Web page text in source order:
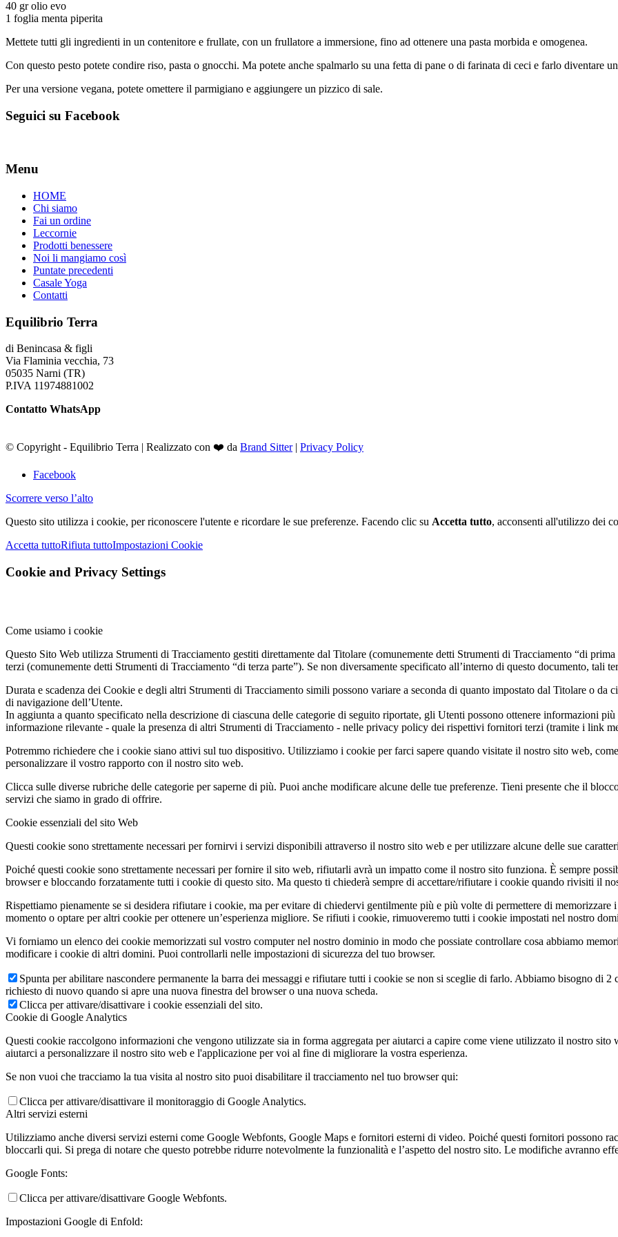
40 gr olio evo
1 foglia menta piperita
Mettete tutti gli ingredienti in un contenitore e frullate, con un frullatore a immersione, fino ad ottenere una pasta morbida e omogenea.
Con questo pesto potete condire riso, pasta o gnocchi. Ma potete anche spalmarlo su una fetta di pane o di farinata di ceci e farlo diventare
Per una versione vegana, potete omettere il parmigiano e aggiungere un pizzico di sale.
Seguici su Facebook
Menu
HOME
Chi siamo
Fai un ordine
Leccornie
Prodotti benessere
Noi li mangiamo così
Puntate precedenti
Casale Yoga
Contatti
Equilibrio Terra
di Benincasa & figli
Via Flaminia vecchia, 73
05035 Narni (TR)
P.IVA 11974881002
Contatto WhatsApp
© Copyright - Equilibrio Terra | Realizzato con ❤️ da Brand Sitter| Privacy Policy
Facebook
Scorrere verso l’alto
Questo sito utilizza i cookie, per riconoscere l'utente e ricordare le sue preferenze. Facendo clic su Accetta tutto, acconsenti all'utilizzo dei
Accetta tuttoRifiuta tuttoImpostazioni Cookie
Cookie and Privacy Settings
Come usiamo i cookie
Questo Sito Web utilizza Strumenti di Tracciamento gestiti direttamente dal Titolare (comunemente detti Strumenti di Tracciamento “di
terzi (comunemente detti Strumenti di Tracciamento “di terza parte”). Se non diversamente specificato all’interno di questo documento, tali
Durata e scadenza dei Cookie e degli altri Strumenti di Tracciamento simili possono variare a seconda di quanto impostato dal Titolare o da
di navigazione dell’Utente.
In aggiunta a quanto specificato nella descrizione di ciascuna delle categorie di seguito riportate, gli Utenti possono ottenere informazioni
informazione rilevante - quale la presenza di altri Strumenti di Tracciamento - nelle privacy policy dei rispettivi fornitori terzi (tramite i link
Potremmo richiedere che i cookie siano attivi sul tuo dispositivo. Utilizziamo i cookie per farci sapere quando visitate il nostro sito web,
personalizzare il vostro rapporto con il nostro sito web.
Clicca sulle diverse rubriche delle categorie per saperne di più. Puoi anche modificare alcune delle tue preferenze. Tieni presente che il
servizi che siamo in grado di offrire.
Cookie essenziali del sito Web
Questi cookie sono strettamente necessari per fornirvi i servizi disponibili attraverso il nostro sito web e per utilizzare alcune delle sue
Poiché questi cookie sono strettamente necessari per fornire il sito web, rifiutarli avrà un impatto come il nostro sito funziona. È sempre
browser e bloccando forzatamente tutti i cookie di questo sito. Ma questo ti chiederà sempre di accettare/rifiutare i cookie quando rivisiti il
Rispettiamo pienamente se si desidera rifiutare i cookie, ma per evitare di chiedervi gentilmente più e più volte di permettere di
momento o optare per altri cookie per ottenere un’esperienza migliore. Se rifiuti i cookie, rimuoveremo tutti i cookie impostati nel nostro
Vi forniamo un elenco dei cookie memorizzati sul vostro computer nel nostro dominio in modo che possiate controllare cosa abbiamo
modificare i cookie di altri domini. Puoi controllarli nelle impostazioni di sicurezza del tuo browser.
Spunta per abilitare nascondere permanente la barra dei messaggi e rifiutare tutti i cookie se non si sceglie di farlo. Abbiamo bisogno di
richiesto di nuovo quando si apre una nuova finestra del browser o una nuova scheda.
Clicca per attivare/disattivare i cookie essenziali del sito.
Cookie di Google Analytics
Questi cookie raccolgono informazioni che vengono utilizzate sia in forma aggregata per aiutarci a capire come viene utilizzato il nostro
aiutarci a personalizzare il nostro sito web e l'applicazione per voi al fine di migliorare la vostra esperienza.
Se non vuoi che tracciamo la tua visita al nostro sito puoi disabilitare il tracciamento nel tuo browser qui:
Clicca per attivare/disattivare il monitoraggio di Google Analytics.
Altri servizi esterni
Utilizziamo anche diversi servizi esterni come Google Webfonts, Google Maps e fornitori esterni di video. Poiché questi fornitori possono
bloccarli qui. Si prega di notare che questo potrebbe ridurre notevolmente la funzionalità e l’aspetto del nostro sito. Le modifiche avranno
Google Fonts:
Clicca per attivare/disattivare Google Webfonts.
Impostazioni Google di Enfold: